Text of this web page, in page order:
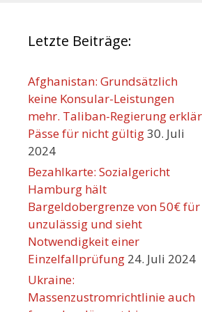
Orte
Letzte Beiträge:
Afghanistan: Grundsätzlich
keine Konsular-Leistungen
mehr. Taliban-Regierung
Pässe für nicht gültig30. Juli
2024
Bezahlkarte: Sozialgericht
Hamburg hält
Bargeldobergrenze von 50€ für
unzulässig und sieht
Notwendigkeit einer
Einzelfallprüfung 24. Juli 2024
Ukraine:
Massenzustromrichtlinie auch